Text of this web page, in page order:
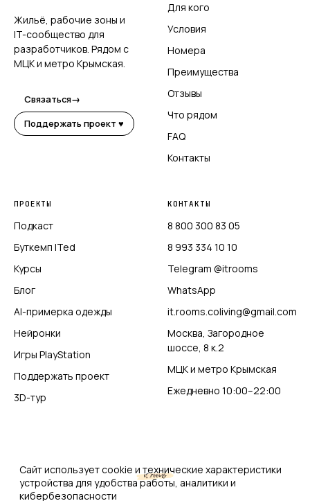
Жильё, рабочие зоны и
IT-сообщество для
разработчиков. Рядом с
МЦК и метро Крымская.
Связаться→
Поддержать проект ♥
Для кого
Условия
Номера
Преимущества
Отзывы
Что рядом
FAQ
Контакты
ПРОЕКТЫ
Подкаст
Буткемп ITed
Курсы
Блог
AI-примерка одежды
Нейронки
Игры PlayStation
Поддержать проект
3D-тур
КОНТАКТЫ
8 800 300 83 05
8 993 334 10 10
Telegram @itrooms
WhatsApp
it.rooms.coliving@gmail.com
Москва, Загородное
шоссе, 8 к.2
МЦК и метро Крымская
Ежедневно 10:00–22:00
Сайт использует cookie и технические характеристики
устройства для удобства работы, аналитики и
кибербезопасности